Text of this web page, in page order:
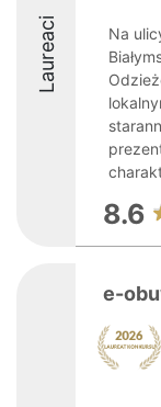
Laureaci
Na
8.6
e-